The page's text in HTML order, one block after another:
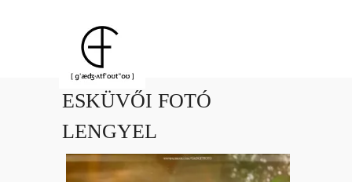
ESKÜVŐI FOTÓ
LENGYEL